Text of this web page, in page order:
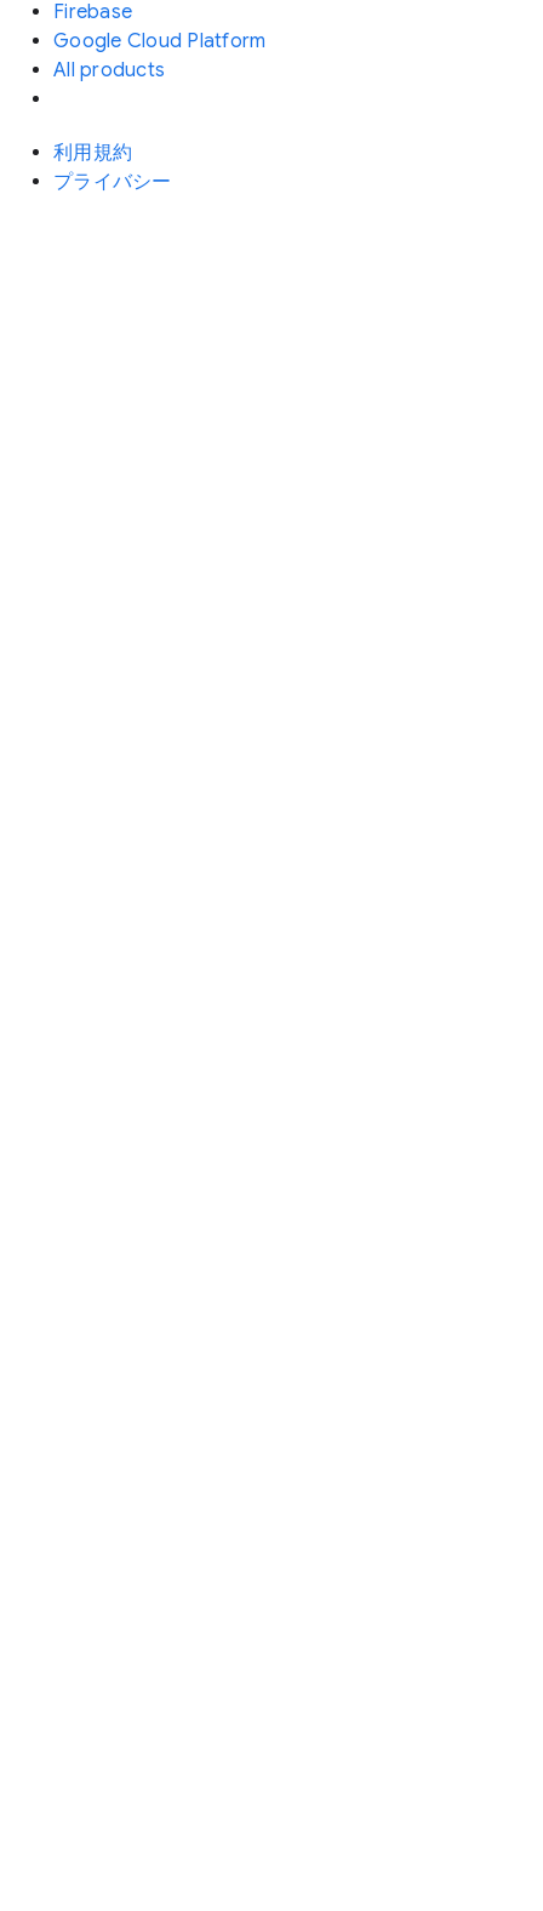
Firebase
Google Cloud Platform
All products
利用規約
プライバシー